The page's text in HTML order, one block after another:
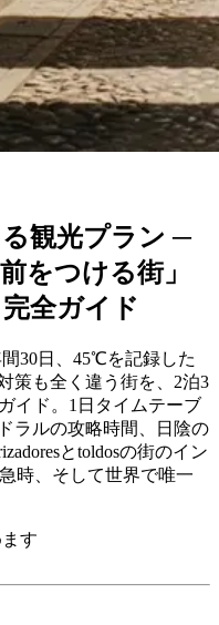
観光プラン ─
をつける街」
全ガイド
30日、45℃を記録した
策も全く違う街を、2泊3
イド。1日タイムテーブ
ラルの攻略時間、日陰の
とtoldosの街のイン
時、そして世界で唯一
す